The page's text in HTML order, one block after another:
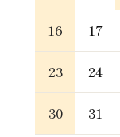
16 17
23 24
30 31